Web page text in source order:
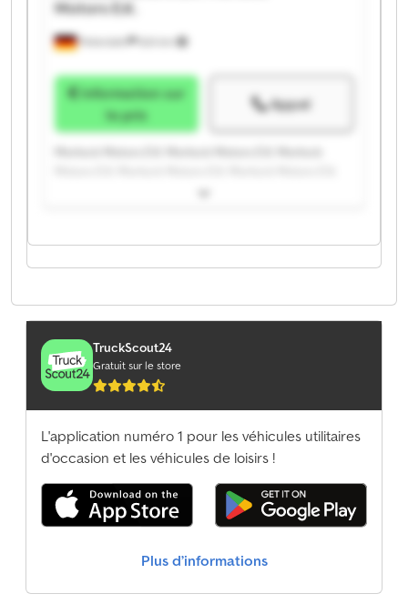
Peterslahr
Motors E.K.
Information sur
le prix
Appel
Morlock Motors E.K. Morlock Motors E.K. Morlock
Motors E.K. Morlock Motors E.K. Morlock Motors E.K.
Morlock Motors E.K. Morlock Motors E.K. Morlock
TruckScout24
Gratuit sur le store
L'application numéro 1 pour les véhicules utilitaires
d'occasion et les véhicules de loisirs !
Plus d’informations